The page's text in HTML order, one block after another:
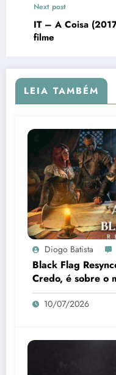
Next post
IT – A Coisa (2017) | Minhas Impressões do
filme
LEIA TAMBÉM
Diogo Batista
Black Flag
Credo, é sobre o
10/07/2026